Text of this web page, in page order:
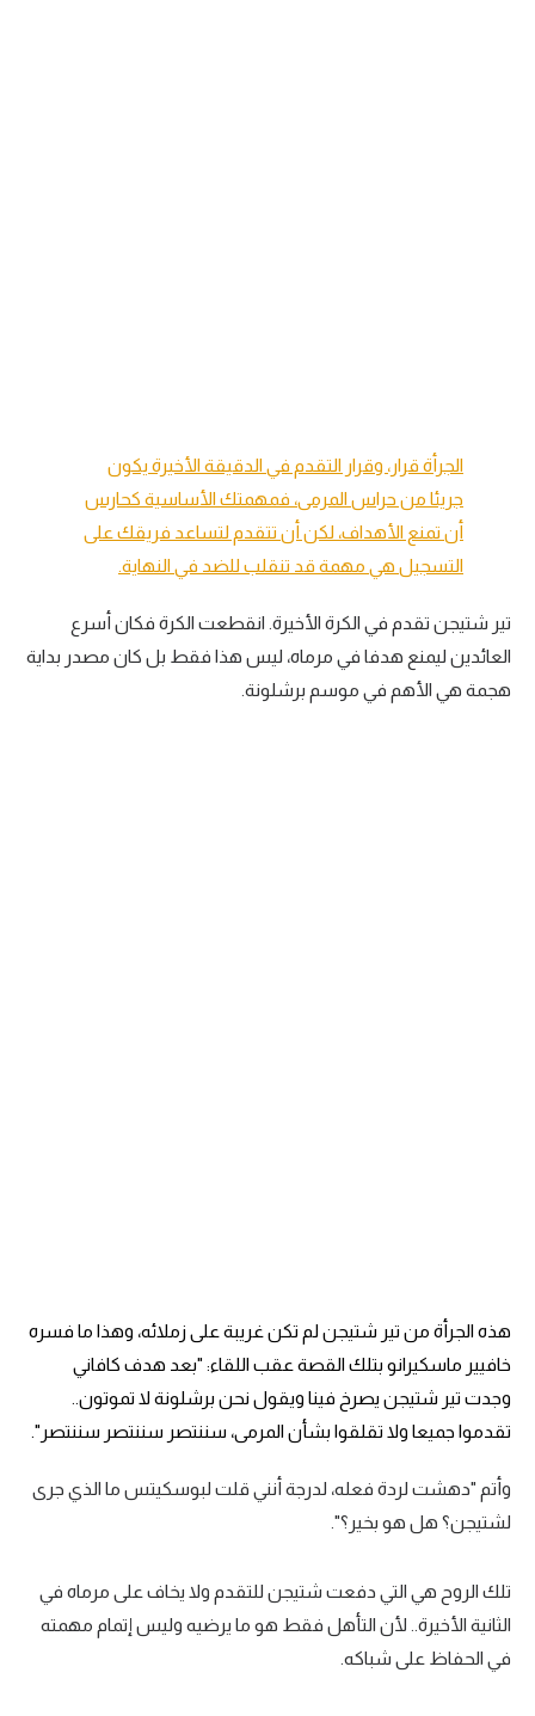
الجرأة قرار، وقرار التقدم في الدقيقة الأخيرة يكون
جريئا من حراس المرمى، فمهمتك الأساسية كحارس
أن تمنع الأهداف، لكن أن تتقدم لتساعد فريقك على
التسجيل هي مهمة قد تنقلب للضد في النهاية.
تير شتيجن تقدم في الكرة الأخيرة. انقطعت الكرة فكان أسرع
العائدين ليمنع هدفا في مرماه، ليس هذا فقط بل كان مصدر بداية
هجمة هي الأهم في موسم برشلونة.
هذه الجرأة من تير شتيجن لم تكن غريبة على زملائه، وهذا ما فسره
خافيير ماسكيرانو بتلك القصة عقب اللقاء: "بعد هدف كافاني
وجدت تير شتيجن يصرخ فينا ويقول نحن برشلونة لا تموتون..
تقدموا جميعا ولا تقلقوا بشأن المرمى، سننتصر سننتصر سننتصر".
وأتم "دهشت لردة فعله، لدرجة أنني قلت لبوسكيتس ما الذي جرى
لشتيجن؟ هل هو بخير؟".
تلك الروح هي التي دفعت شتيجن للتقدم ولا يخاف على مرماه في
الثانية الأخيرة.. لأن التأهل فقط هو ما يرضيه وليس إتمام مهمته
في الحفاظ على شباكه.